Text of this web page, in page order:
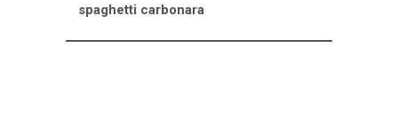
spaghetti carbonara